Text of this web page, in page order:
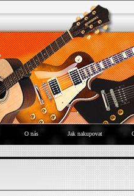
O nás Jak nakupovat